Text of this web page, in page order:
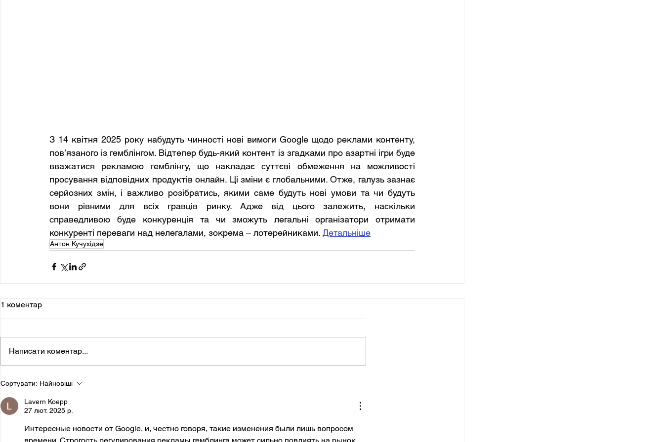
З 14 квітня 2025 року набудуть чинності нові вимоги Google щодо реклами контенту,
пов’язаного із гемблінгом. Відтепер будь-який контент із згадками про азартні ігри буде
вважатися рекламою гемблінгу, що накладає суттєві обмеження на можливості
просування відповідних продуктів онлайн. Ці зміни є глобальними. Отже, галузь зазнає
серйозних змін, і важливо розібратись, якими саме будуть нові умови та чи будуть
вони рівними для всіх гравців ринку. Адже від цього залежить, наскільки
справедливою буде конкуренція та чи зможуть легальні організатори отримати
конкуренті переваги над нелегалами, зокрема – лотерейниками. Детальніше
Антон Кучухідзе
1 коментар
Написати коментар...
Сортувати: Найновіші
Lavern Koepp
27 лют. 2025 р.
Интересные новости от Google, и, честно говоря, такие изменения были лишь вопросом